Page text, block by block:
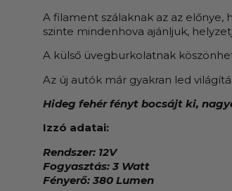
A filament szálaknak az az
szinte mindenhova ajánljuk,
A külső üvegburkolatnak
Az új autók már gyakran led
Hideg fehér fényt bocsájt ki,
Izzó adatai:
Rendszer: 12V
Fogyasztás: 3 Watt
Fényerő: 380 Lumen